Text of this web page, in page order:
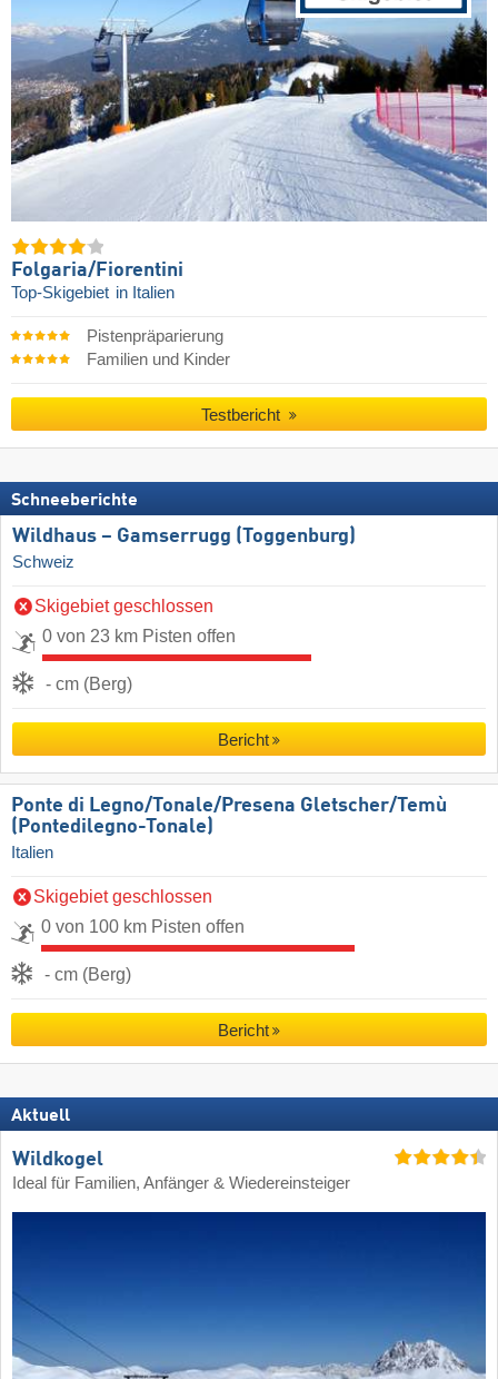
Folgaria/​Fiorentini
Top-Skigebiet in Italien
Pistenpräparierung
Familien und Kinder
Testbericht
Schneeberichte
Wildhaus – Gamserrugg (Toggenburg)
Schweiz
Skigebiet geschlossen
0 von 23 km Pisten offen
- cm (Berg)
Bericht
Ponte di Legno/​Tonale/​Presena Gletscher/​Temù
(Pontedilegno-Tonale)
Italien
Skigebiet geschlossen
0 von 100 km Pisten offen
- cm (Berg)
Bericht
Aktuell
Wildkogel
Ideal für Familien, Anfänger & Wiedereinsteiger